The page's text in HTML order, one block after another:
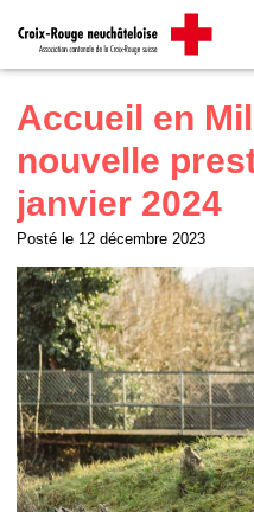
Talk to me
automatiquement parG
Accueil en
nouvelle
janvier 2024
Posté le 12 décembre 2023